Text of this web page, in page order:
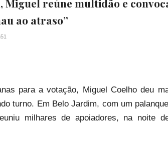
ao atraso”
para a votação, Miguel Coelho deu
turno. Em Belo Jardim, com um
milhares de apoiadores, na noite